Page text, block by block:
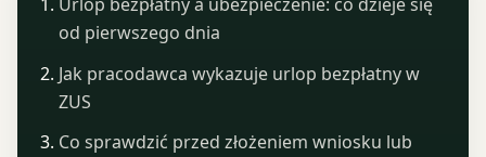
od pierwszego dnia
Jak pracodawca wykazuje urlop bezpłatny w
ZUS
Co sprawdzić przed złożeniem wniosku lub